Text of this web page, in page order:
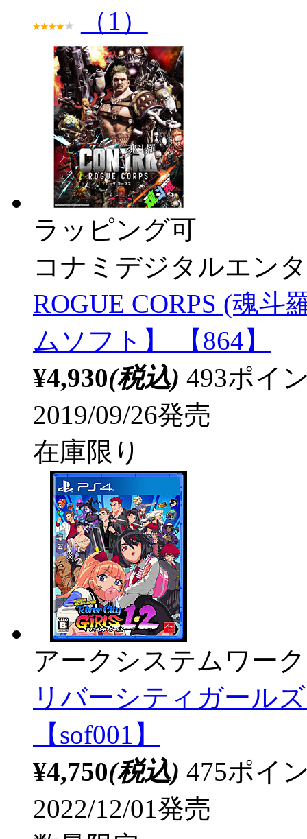
（1）
ラッピング可
コナミデジタルエン
ROGUE CORPS (魂斗
ムソフト】 【864】
¥4,930(税込) 493ポイ
2019/09/26発売
在庫限り
アークシステムワー
リバーシティガール
【sof001】
¥4,750(税込) 475ポイ
2022/12/01発売